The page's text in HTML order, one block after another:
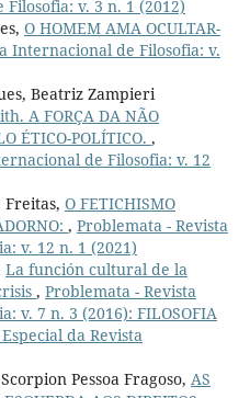
v. 3 n. 1 (2012)
O HOMEM AMA OCULTAR-
Internacional de Filosofia: v.
Beatriz Zampieri
A FORÇA DA NÃO
ÉTICO-POLÍTICO. ,
de Filosofia: v. 12
O FETICHISMO
, Problemata - Revista
v. 12 n. 1 (2021)
La función cultural de la
, Problemata - Revista
v. 7 n. 3 (2016): FILOSOFIA
da Revista
Pessoa Fragoso, AS